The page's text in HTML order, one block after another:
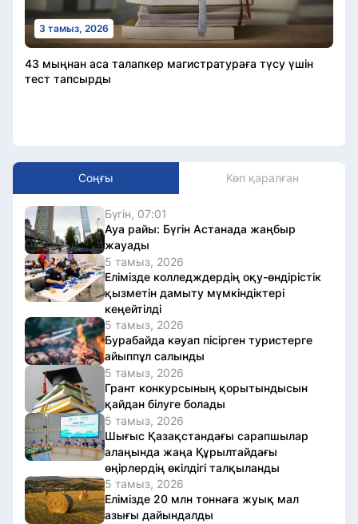
3 тамыз, 2026
43 мыңнан аса талапкер магистратураға түсу үшін
тест тапсырды
Соңғы Көп қаралған
Бүгін, 07:01
Ауа райы: Бүгін Астанада жаңбыр
жауады
5 тамыз, 2026
Елімізде колледждердің оқу-өндірістік
қызметін дамыту мүмкіндіктері
кеңейтілді
5 тамыз, 2026
Бурабайда кәуап пісірген туристерге
айыппұл салынды
5 тамыз, 2026
Грант конкурсының қорытындысын
қайдан білуге болады
5 тамыз, 2026
Шығыс Қазақстандағы сарапшылар
алаңында жаңа Құрылтайдағы
өңірлердің өкілдігі талқыланды
5 тамыз, 2026
Елімізде 20 млн тоннаға жуық мал
азығы дайындалды